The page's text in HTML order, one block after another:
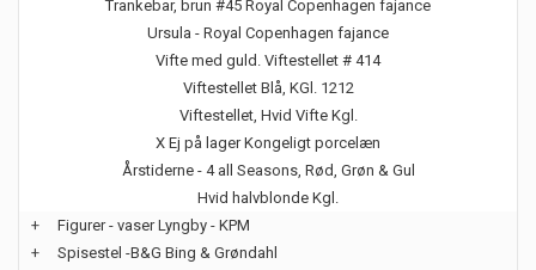
Trankebar, brun #45 Royal Copenhagen fajance
Ursula - Royal Copenhagen fajance
Vifte med guld. Viftestellet # 414
Viftestellet Blå, KGl. 1212
Viftestellet, Hvid Vifte Kgl.
X Ej på lager Kongeligt porcelæn
Årstiderne - 4 all Seasons, Rød, Grøn & Gul
Hvid halvblonde Kgl.
+
Figurer - vaser Lyngby - KPM
+
Spisestel -B&G Bing & Grøndahl